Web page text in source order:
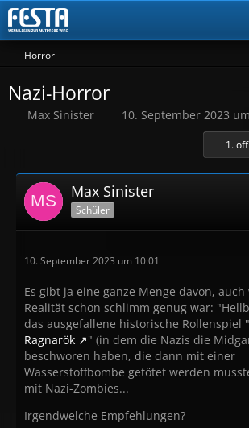
Horror
Nazi-Horror
Max Sinister 10. September 2023
1.
Max Sinister
Schüler
10. September 2023 um 10:01
Es gibt ja eine ganze Menge davon,
Realität schon schlimm genug war:
das ausgefallene historische Rollenspiel "
Ragnarök
" (in dem die Nazis die
beschworen haben, die dann mit einer
Wasserstoffbombe getötet werden
mit Nazi-Zombies...
Irgendwelche Empfehlungen?